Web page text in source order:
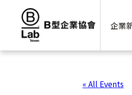
content
企業
« All Events